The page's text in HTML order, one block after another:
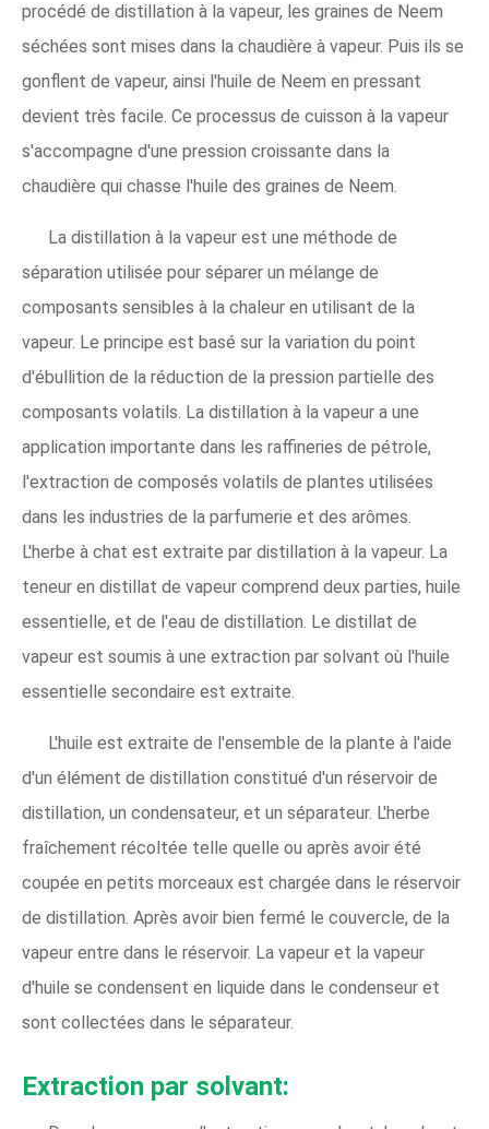
procédé de distillation à la vapeur, les graines de Neem
séchées sont mises dans la chaudière à vapeur. Puis ils se
gonflent de vapeur, ainsi l'huile de Neem en pressant
devient très facile. Ce processus de cuisson à la vapeur
s'accompagne d'une pression croissante dans la
chaudière qui chasse l'huile des graines de Neem.
La distillation à la vapeur est une méthode de
séparation utilisée pour séparer un mélange de
composants sensibles à la chaleur en utilisant de la
vapeur. Le principe est basé sur la variation du point
d'ébullition de la réduction de la pression partielle des
composants volatils. La distillation à la vapeur a une
application importante dans les raffineries de pétrole,
l'extraction de composés volatils de plantes utilisées
dans les industries de la parfumerie et des arômes.
L'herbe à chat est extraite par distillation à la vapeur. La
teneur en distillat de vapeur comprend deux parties, huile
essentielle, et de l'eau de distillation. Le distillat de
vapeur est soumis à une extraction par solvant où l'huile
essentielle secondaire est extraite.
L'huile est extraite de l'ensemble de la plante à l'aide
d'un élément de distillation constitué d'un réservoir de
distillation, un condensateur, et un séparateur. L'herbe
fraîchement récoltée telle quelle ou après avoir été
coupée en petits morceaux est chargée dans le réservoir
de distillation. Après avoir bien fermé le couvercle, de la
vapeur entre dans le réservoir. La vapeur et la vapeur
d'huile se condensent en liquide dans le condenseur et
sont collectées dans le séparateur.
Extraction par solvant: